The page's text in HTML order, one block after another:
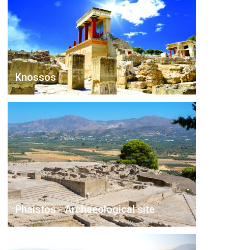
Knossos
Phaistos - Archaeological site